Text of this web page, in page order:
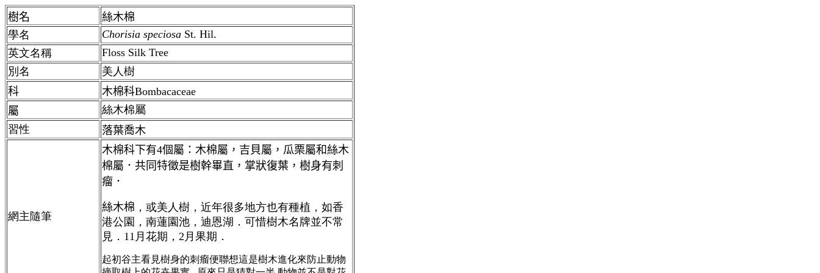
樹名
絲木棉
學名
Chorisia speciosa St. Hil.
英文名稱
Floss Silk Tree
別名
美人樹
科
木棉科Bombacaceae
屬
絲木棉屬
習性
落葉喬木
網主隨筆
木棉科下有4個屬：木棉屬，吉貝屬，瓜栗屬和絲木
棉屬．共同特徵是樹幹畢直，掌狀復葉，樹身有刺
瘤．
絲木棉 ，或美人樹，近年很多地方也有種植，如香
港公園，南蓮園池，迪恩湖．可惜樹木名牌並不常
見．11月花期，2月果期．
起初谷主看見樹身的刺瘤便聯想這是樹木進化來防止動物